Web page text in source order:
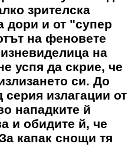
зрителска
дори и от "супер
на феновете
на
успя да скрие, че
си. До
серия излагации от
нападките й
и обидите й, че
капак снощи тя